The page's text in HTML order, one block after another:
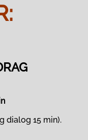
dialog 15 min).